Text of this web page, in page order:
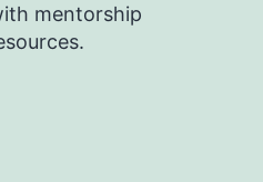
mentorship